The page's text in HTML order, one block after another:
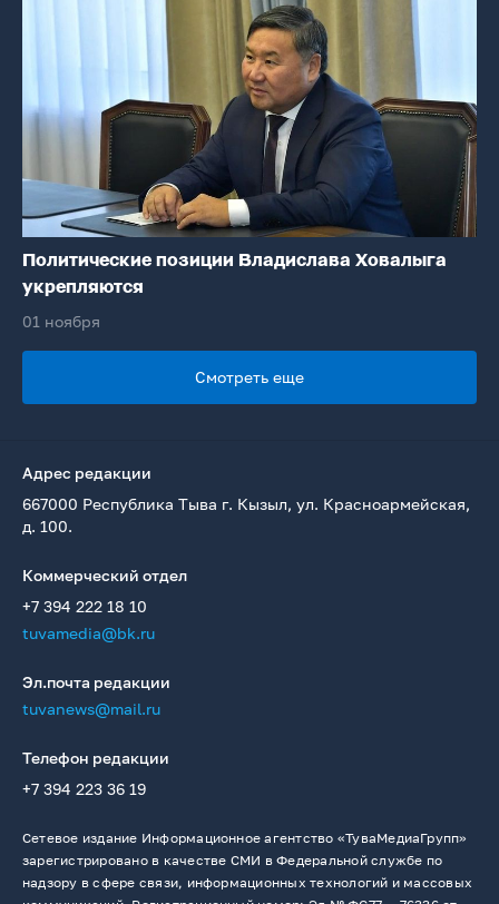
Политические позиции Владислава Ховалыга
укрепляются
01 ноября
Смотреть еще
Адрес редакции
667000 Республика Тыва г. Кызыл, ул. Красноармейская,
д. 100.
Коммерческий отдел
+7 394 222 18 10
tuvamedia@bk.ru
Эл.почта редакции
tuvanews@mail.ru
Телефон редакции
+7 394 223 36 19
Сетевое издание Информационное агентство «ТуваМедиаГрупп»
зарегистрировано в качестве СМИ в Федеральной службе по
надзору в сфере связи, информационных технологий и массовых